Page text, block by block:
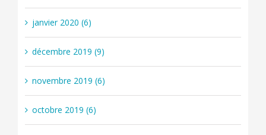
janvier 2020 (6)
décembre 2019 (9)
novembre 2019 (6)
octobre 2019 (6)